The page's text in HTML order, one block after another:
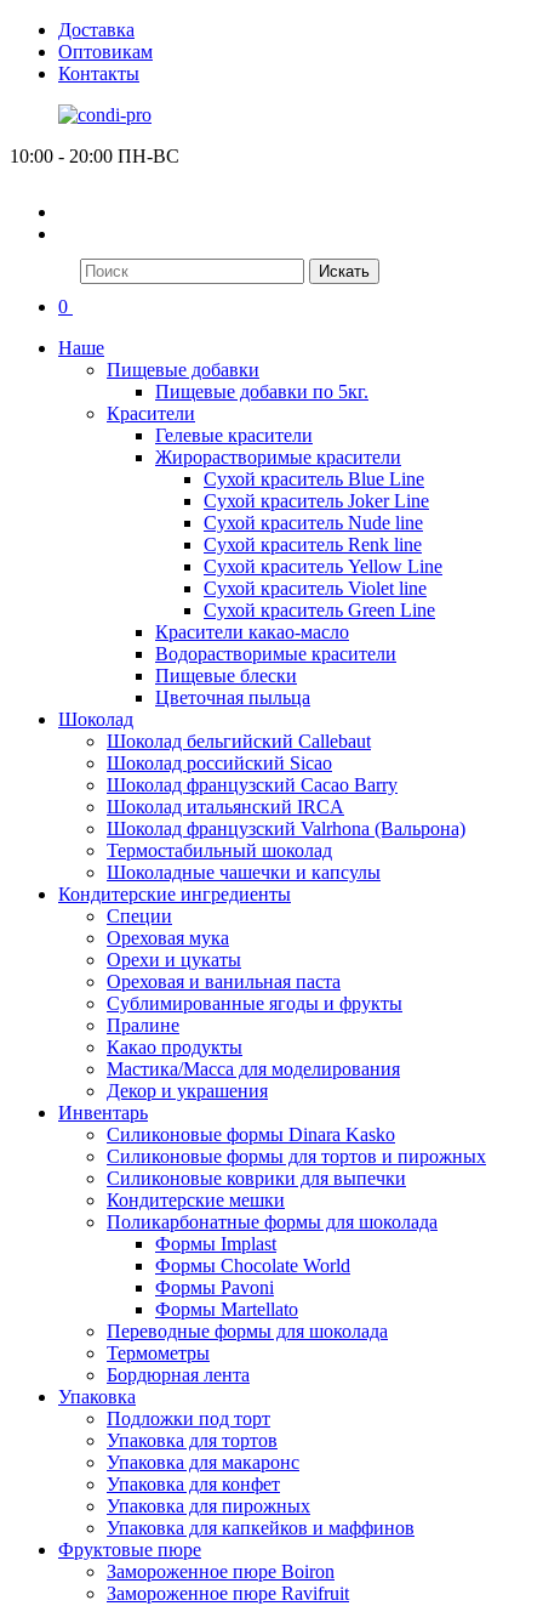
Доставка
Оптовикам
Контакты
10:00 - 20:00 ПН-ВС
Искать
0
Наше
Пищевые добавки
Пищевые добавки по 5кг.
Красители
Гелевые красители
Жирорастворимые красители
Сухой краситель Blue Line
Сухой краситель Joker Line
Сухой краситель Nude line
Сухой краситель Renk line
Сухой краситель Yellow Line
Сухой краситель Violet line
Сухой краситель Green Line
Красители какао-масло
Водорастворимые красители
Пищевые блески
Цветочная пыльца
Шоколад
Шоколад бельгийский Callebaut
Шоколад российский Sicao
Шоколад французский Cacao Barry
Шоколад итальянский IRCA
Шоколад французский Valrhona (Вальрона)
Термостабильный шоколад
Шоколадные чашечки и капсулы
Кондитерские ингредиенты
Специи
Ореховая мука
Орехи и цукаты
Ореховая и ванильная паста
Сублимированные ягоды и фрукты
Пралине
Какао продукты
Мастика/Масса для моделирования
Декор и украшения
Инвентарь
Силиконовые формы Dinara Kasko
Силиконовые формы для тортов и пирожных
Силиконовые коврики для выпечки
Кондитерские мешки
Поликарбонатные формы для шоколада
Формы Implast
Формы Chocolate World
Формы Pavoni
Формы Martellato
Переводные формы для шоколада
Термометры
Бордюрная лента
Упаковка
Подложки под торт
Упаковка для тортов
Упаковка для макаронс
Упаковка для конфет
Упаковка для пирожных
Упаковка для капкейков и маффинов
Фруктовые пюре
Замороженное пюре Boiron
Замороженное пюре Ravifruit